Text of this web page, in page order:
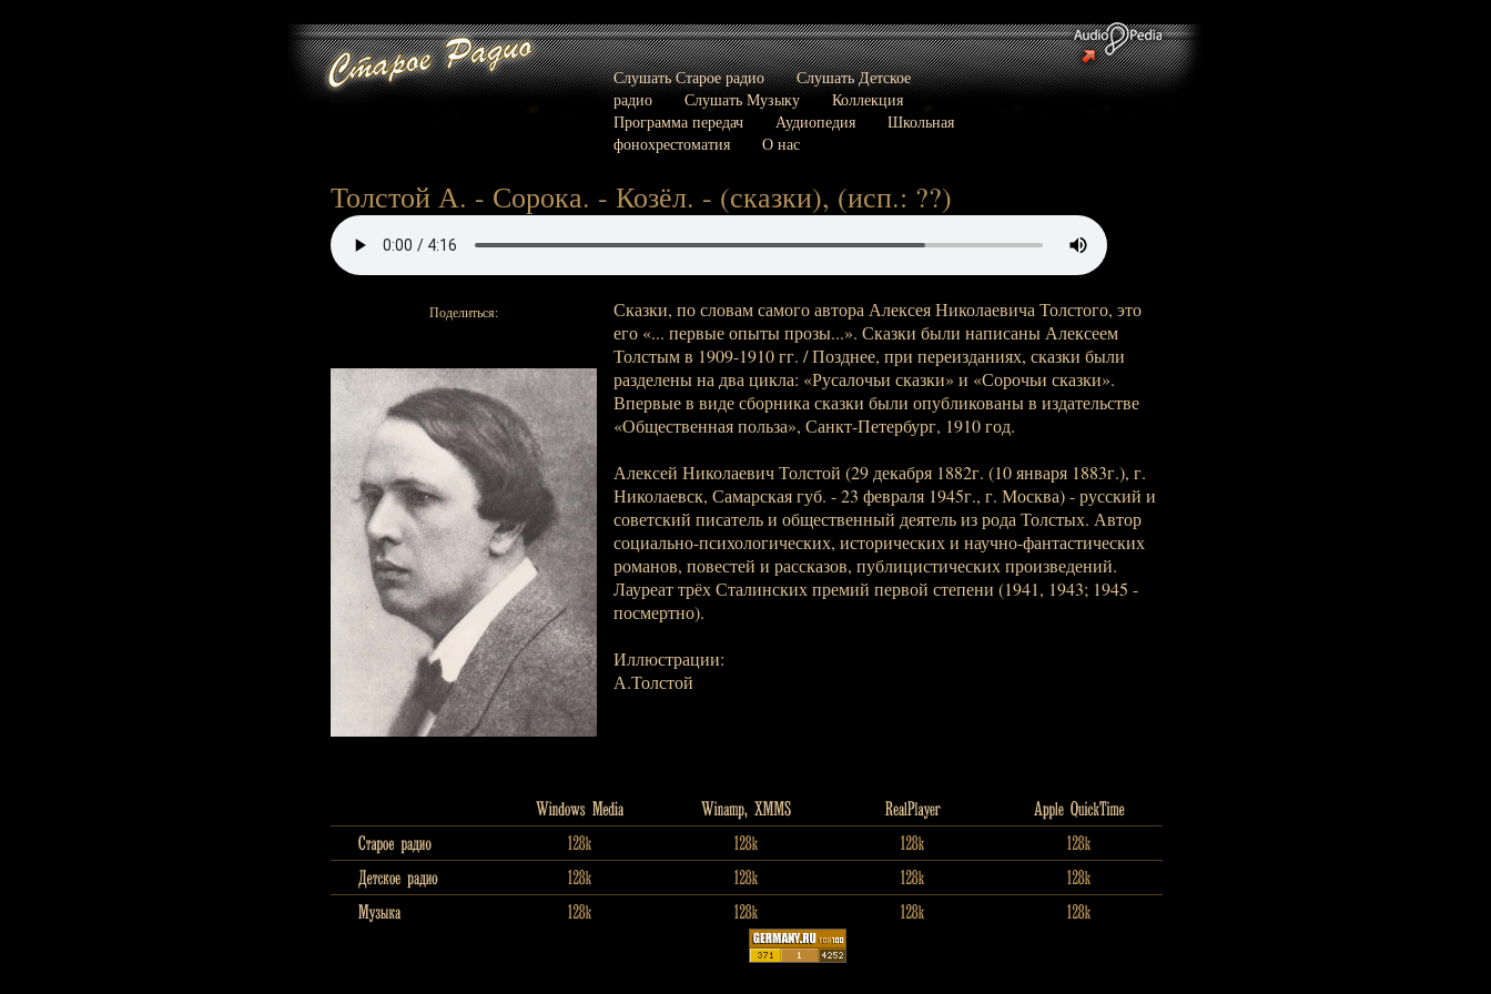
Слушать Старое радио
Слушать Детское
радио
Слушать Музыку
Коллекция
Программа передач
Аудиопедия
Школьная
фонохрестоматия
О нас
Толстой А. - Сорока. - Козёл. - (сказки), (исп.: ??)
Поделиться:
Сказки, по словам самого автора Алексея Николаевича Толстого, это
его «... первые опыты прозы...». Сказки были написаны Алексеем
Толстым в 1909-1910 гг. / Позднее, при переизданиях, сказки были
разделены на два цикла: «Русалочьи сказки» и «Сорочьи сказки».
Впервые в виде сборника сказки были опубликованы в издательстве
«Общественная польза», Санкт-Петербург, 1910 год.
Алексей Николаевич Толстой (29 декабря 1882г. (10 января 1883г.), г.
Николаевск, Самарская губ. - 23 февраля 1945г., г. Москва) - русский и
советский писатель и общественный деятель из рода Толстых. Автор
социально-психологических, исторических и научно-фантастических
романов, повестей и рассказов, публицистических произведений.
Лауреат трёх Сталинских премий первой степени (1941, 1943; 1945 -
посмертно).
Иллюстрации:
А.Толстой